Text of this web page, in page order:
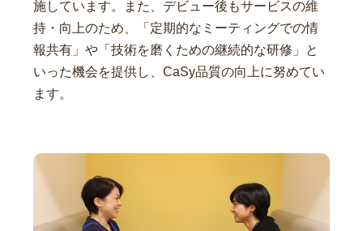
施しています。また、デビュー後もサービスの維
持・向上のため、「定期的なミーティングでの情
報共有」や「技術を磨くための継続的な研修」と
いった機会を提供し、CaSy品質の向上に努めてい
ます。